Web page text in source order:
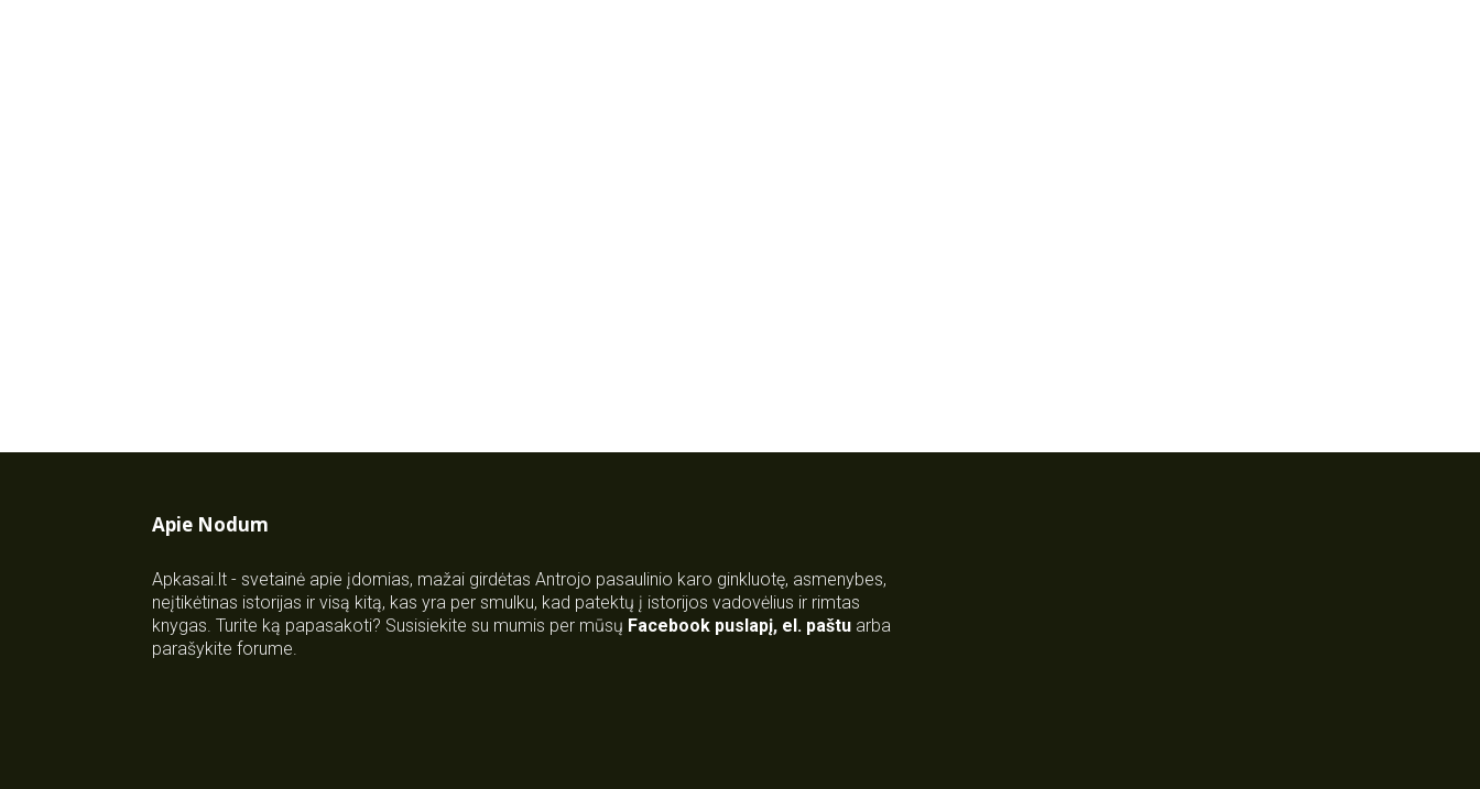
Apie Nodum
Apkasai.lt - svetainė apie įdomias, mažai girdėtas Antrojo pasaulinio karo ginkluotę, asmenybes,
neįtikėtinas istorijas ir visą kitą, kas yra per smulku, kad patektų į istorijos vadovėlius ir rimtas
knygas. Turite ką papasakoti? Susisiekite su mumis per mūsų Facebook puslapį, el. paštu arba
parašykite forume.